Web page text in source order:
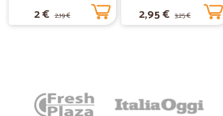
2 € 2,19 € 2,95 € 3,25 €